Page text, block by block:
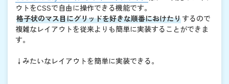
ウトをCSSで自由に操作できる機能です。
格子状のマス目にグリッドを好きな順番におけたりするので
複雑なレイアウトを従来よりも簡単に実装することができま
す。
↓みたいなレイアウトを簡単に実装できる。